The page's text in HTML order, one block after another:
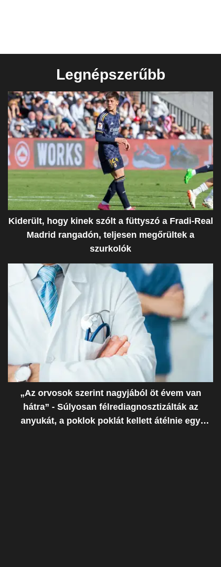
Legnépszerűbb
Kiderült, hogy kinek szólt a füttyszó a Fradi-Real
Madrid rangadón, teljesen megőrültek a
szurkolók
„Az orvosok szerint nagyjából öt évem van
hátra” - Súlyosan félrediagnosztizálták az
anyukát, a poklok poklát kellett átélnie egy